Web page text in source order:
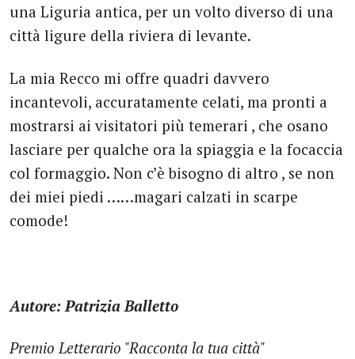
una Liguria antica, per un volto diverso di una
città ligure della riviera di levante.
La mia Recco mi offre quadri davvero
incantevoli, accuratamente celati, ma pronti a
mostrarsi ai visitatori più temerari , che osano
lasciare per qualche ora la spiaggia e la focaccia
col formaggio. Non c’è bisogno di altro , se non
dei miei piedi ……magari calzati in scarpe
comode!
Autore: Patrizia Balletto
Premio Letterario "Racconta la tua città"